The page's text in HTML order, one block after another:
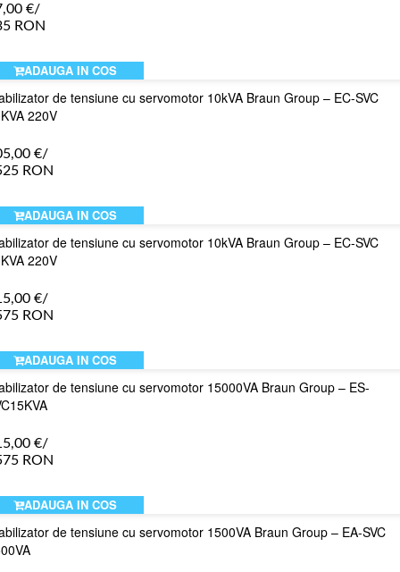
€/
RON
ADAUGA IN COS
de tensiune cu servomotor 10kVA Braun Group – EC-SVC
220V
€/
RON
ADAUGA IN COS
de tensiune cu servomotor 10kVA Braun Group – EC-SVC
220V
€/
RON
ADAUGA IN COS
de tensiune cu servomotor 15000VA Braun Group – ES-
€/
RON
ADAUGA IN COS
de tensiune cu servomotor 1500VA Braun Group – EA-SVC